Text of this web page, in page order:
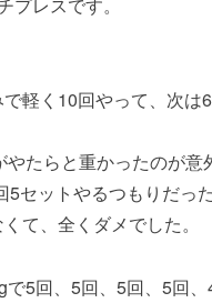
プレスです。
軽く10回やって、次は
たらと重かったのが意
5セットやるつもりだっ
て、全くダメでした。
5回、5回、5回、5回、